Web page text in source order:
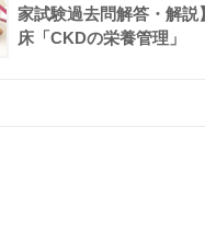
家試験過去問解答・解説
床「CKDの栄養管理」